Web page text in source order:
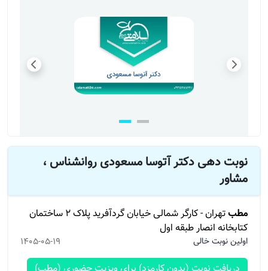
نوبت دهی دکتر آتوسا مسعودی روانشناس ،
مشاور
مطب
تهران - کارگر شمالی خیابان گردآفرید پلاک 2 ساختمان
کتابخانه انصار طبقه اول
اولین نوبت خالی 1405-05-19